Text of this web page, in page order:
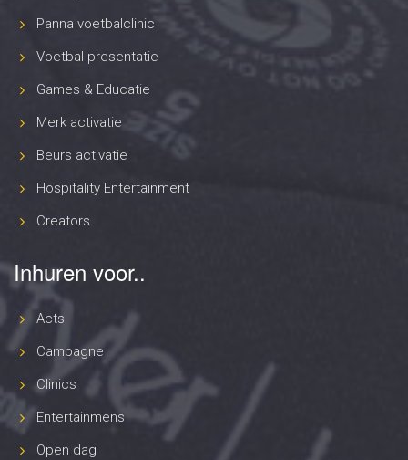
Panna voetbalclinic
Voetbal presentatie
Games & Educatie
Merk activatie
Beurs activatie
Hospitality Entertainment
Creators
Inhuren voor..
Acts
Campagne
Clinics
Entertainmens
Open dag